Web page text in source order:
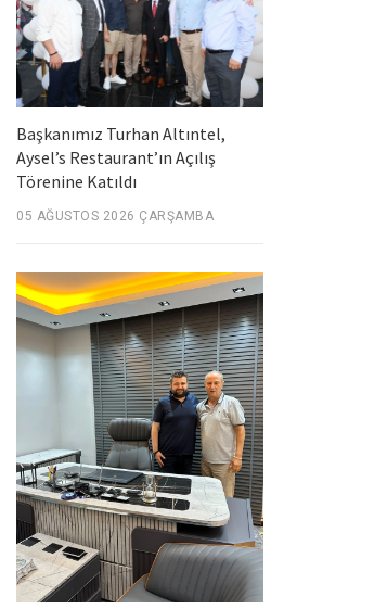
Başkanımız Turhan Altıntel,
Aysel’s Restaurant’ın Açılış
Törenine Katıldı
05 AĞUSTOS 2026 ÇARŞAMBA